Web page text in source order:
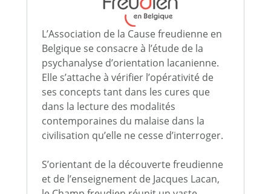
L’Association de la Cause freudienne en
Belgique se consacre à l’étude de la
psychanalyse d’orientation lacanienne.
Elle s’attache à vérifier l’opérativité de
ses concepts tant dans les cures que
dans la lecture des modalités
contemporaines du malaise dans la
civilisation qu’elle ne cesse d’interroger.
S’orientant de la découverte freudienne
et de l’enseignement de Jacques Lacan,